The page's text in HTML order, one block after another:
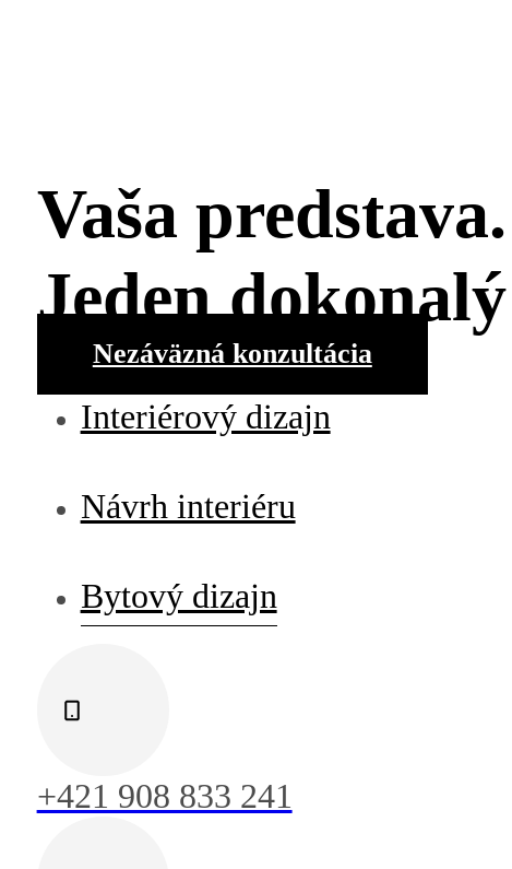
Vaša
Jeden
Nezáväzná konzultácia
Interiérový dizajn
Návrh interiéru
Bytový dizajn
+421 908 833 241